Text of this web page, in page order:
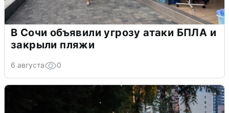
В Сочи объявили угрозу атаки БПЛА и
закрыли пляжи
6 августа 0